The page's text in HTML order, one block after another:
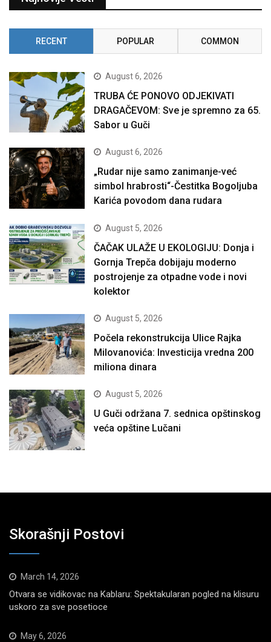
RECENT POPULAR COMMON
August 6, 2026
TRUBA ĆE PONOVO ODJEKIVATI
DRAGAČEVOM: Sve je spremno za 65.
Sabor u Guči
August 6, 2026
„Rudar nije samo zanimanje-već
simbol hrabrosti“-Čestitka Bogoljuba
Karića povodom dana rudara
August 5, 2026
ČAČAK ULAŽE U EKOLOGIJU: Donja i
Gornja Trepča dobijaju moderno
postrojenje za otpadne vode i novi
kolektor
August 5, 2026
Počela rekonstrukcija Ulice Rajka
Milovanovića: Investicija vredna 200
miliona dinara
August 5, 2026
U Guči održana 7. sednica opštinskog
veća opštine Lučani
Skorašnji Postovi
March 14, 2026
Otvara se vidikovac na Kablaru: Spektakularan pogled na klisuru
uskoro za sve posetioce
May 6, 2026